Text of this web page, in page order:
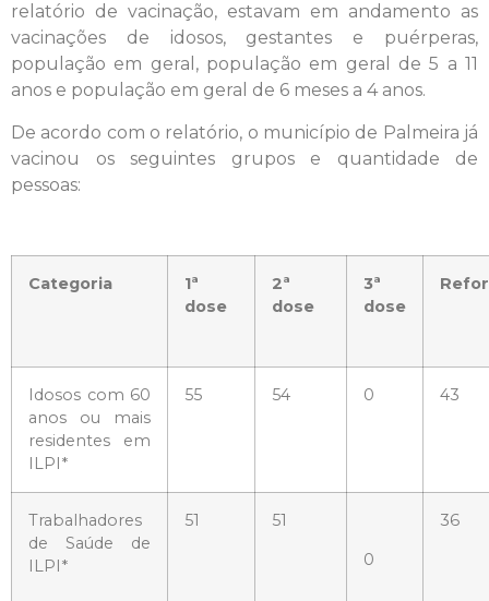
relatório de vacinação, estavam em andamento as
vacinações de idosos, gestantes e puérperas,
população em geral, população em geral de 5 a 11
anos e população em geral de 6 meses a 4 anos.
De acordo com o relatório, o município de Palmeira já
vacinou os seguintes grupos e quantidade de
pessoas:
Categoria
1ª
dose
2ª
dose
3ª
dose
Idosos com 60
anos ou mais
residentes em
ILPI*
55 54 0 43
Trabalhadores
de Saúde de
ILPI*
51
51
0
36